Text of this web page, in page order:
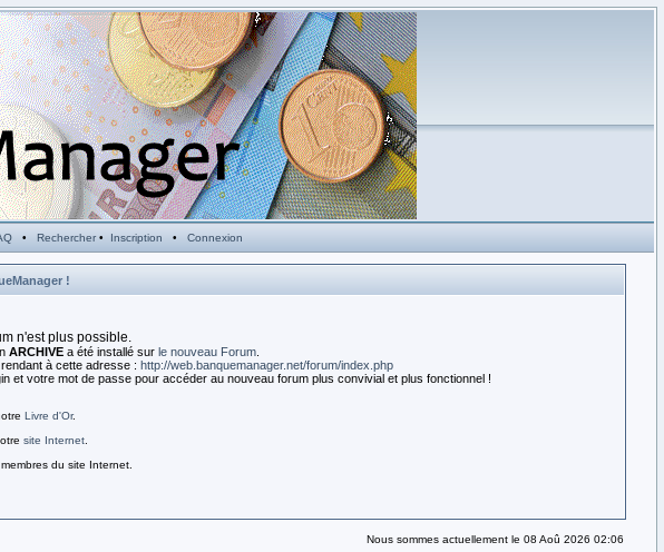
• Rechercher• Inscription • Connexion
!
n'est plus possible.
ARCHIVE a été installé sur le nouveau Forum
à cette adresse : http://web.banquemanager.net/forum/index.php
et votre mot de passe pour accéder au nouveau forum plus convivial et plus fonctionnel !
Livre d'Or.
site Internet.
du site Internet.
Nous sommes actuellement le 08 Aoû 2026 02:06